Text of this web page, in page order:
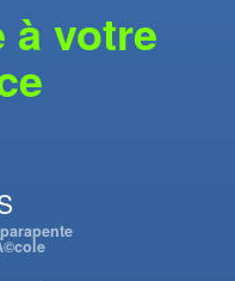
à votre